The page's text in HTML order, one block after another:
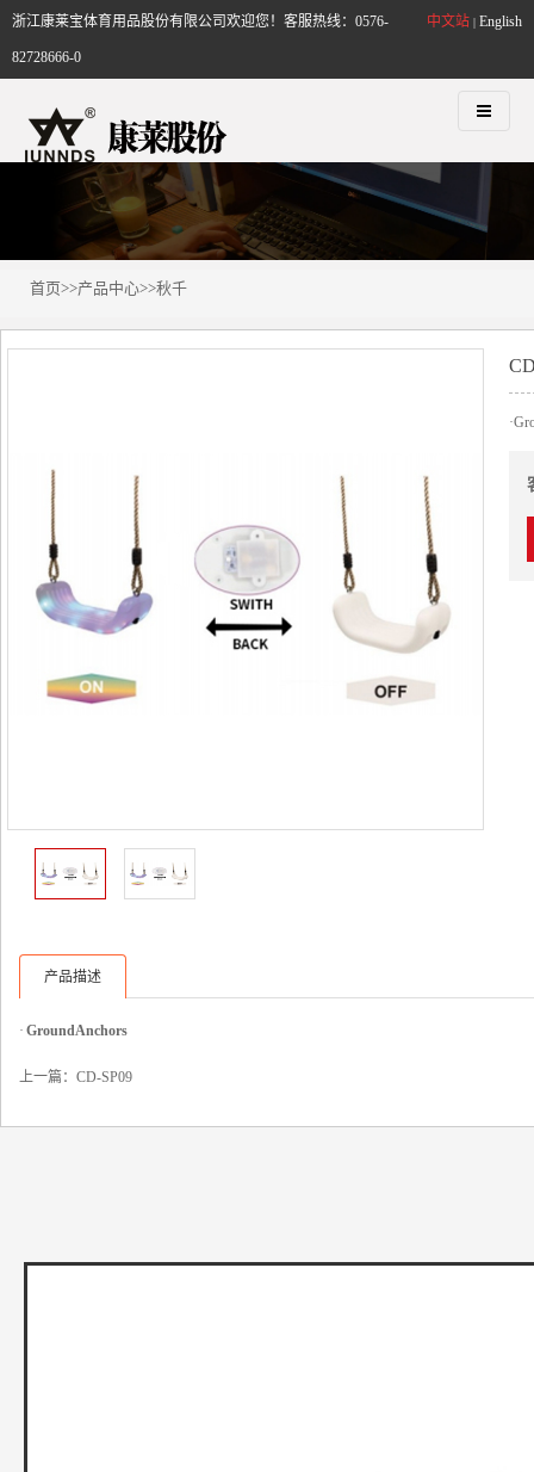
中文站 | English
浙江康莱宝体育用品股份有限公司欢迎您！客服热线：0576-
82728666-0
首页>>产品中心>>秋千
产品描述
· Ground Anchors
上一篇： CD-SP09